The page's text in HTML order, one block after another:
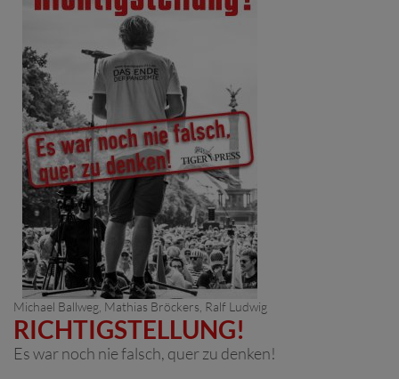
Michael Ballweg Mathias Bröckers Ralf Ludwig
RICHTIGSTELLUNG!
Es war noch nie falsch, quer zu denken!